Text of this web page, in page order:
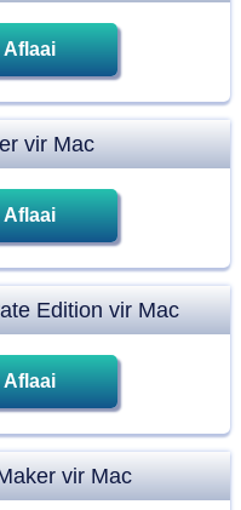
Aflaai
vir Mac
Aflaai
Edition vir Mac
Aflaai
vir Mac